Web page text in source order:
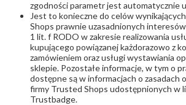
zgodności parametr jest automatycznie
Jest to konieczne do celów
Shops prawnie uzasadnionych
1 lit. f RODO w zakresie realizowania
kupującego powiązanej każdorazowo z
zamówieniem oraz usługi wystawiania
sklepie. Pozostałe informacje, w tym o
dostępne są w informacjach o zasadach
firmy Trusted Shops udostępnionych w
Trustbadge.